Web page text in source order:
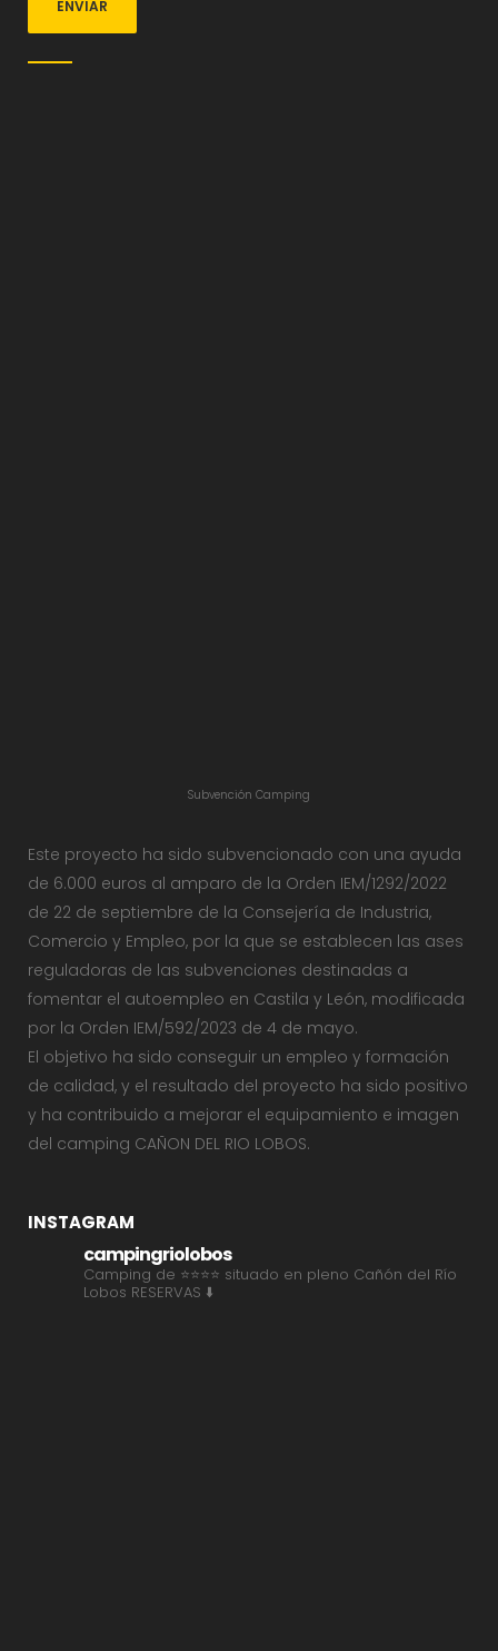
Subvención Camping
Este proyecto ha sido subvencionado con una ayuda
de 6.000 euros al amparo de la Orden IEM/1292/2022
de 22 de septiembre de la Consejería de Industria,
Comercio y Empleo, por la que se establecen las ases
reguladoras de las subvenciones destinadas a
fomentar el autoempleo en Castila y León, modificada
por la Orden IEM/592/2023 de 4 de mayo.
El objetivo ha sido conseguir un empleo y formación
de calidad, y el resultado del proyecto ha sido positivo
y ha contribuido a mejorar el equipamiento e imagen
del camping CAÑON DEL RIO LOBOS.
INSTAGRAM
campingriolobos
Camping de ⭐⭐⭐⭐ situado en pleno Cañón del Río
Lobos RESERVAS ⬇️